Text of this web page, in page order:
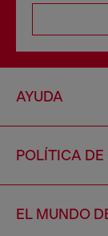
AYUDA
POLÍTICA
EL MUNDO